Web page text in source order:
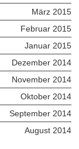
März 2015
Februar 2015
Januar 2015
Dezember 2014
November 2014
Oktober 2014
September 2014
August 2014